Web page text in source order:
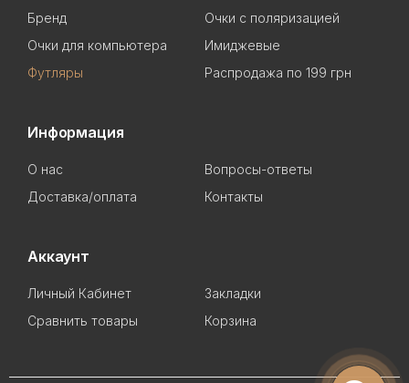
Бренд
Очки с поляризацией
Очки для компьютера
Имиджевые
Футляры
Распродажа по 199 грн
Информация
О нас
Вопросы-ответы
Доставка/оплата
Контакты
Аккаунт
Личный Кабинет
Закладки
Сравнить товары
Корзина